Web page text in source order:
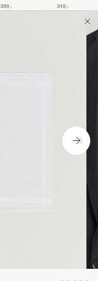
SocksWhite/Navy
399,-
Paspoal Pocket
White/Brown
349,-